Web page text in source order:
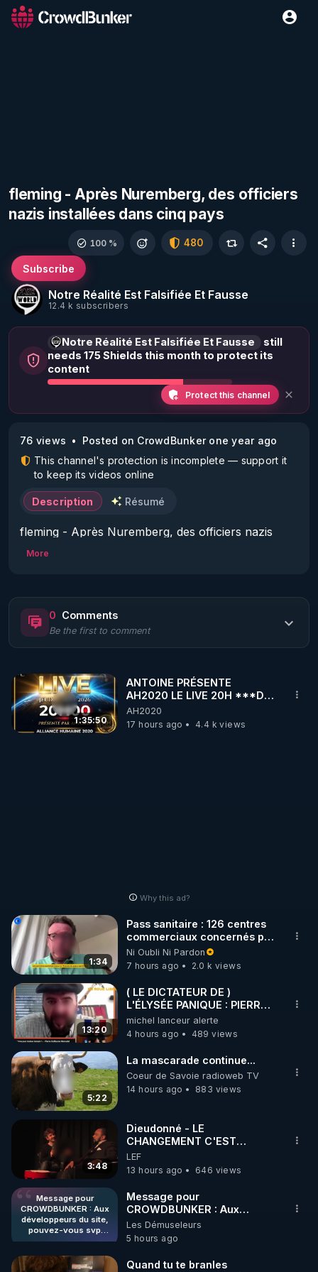
fleming - Après Nuremberg, des officiers
nazis installées dans cinq pays
Notre Réalité Est Falsifiée Et Fausse
12.4 k subscribers
Subscribe
100 % 480
Notre Réalité Est Falsifiée Et Fausse
still
needs 175 Shields this month to protect its
content
Protect this channel
76 views
Posted on CrowdBunker one year ago
This channel's protection is incomplete — support it
to keep its videos online
Description Résumé
fleming - Après Nuremberg, des officiers nazis
installées dans cinq pays
More
0 Comments
Be the first to comment
1:35:50
ANTOINE PRÉSENTE
AH2020 LE LIVE 20H ***DU
06/08/2026***
AH2020
17 hours ago
4.4 k views
Why this ad?
1:34
Pass sanitaire : 126 centres
commerciaux concernés par
l'obligation dans toute la
France
Ni Oubli Ni Pardon
7 hours ago
2.0 k views
13:20
( LE DICTATEUR DE )
L'ÉLYSÉE PANIQUE : PIERRE
GUILLAUME MERCADAL
BALANCE TOUT
michel lanceur alerte
4 hours ago
489 views
5:22
La mascarade continue...
Coeur de Savoie radioweb TV
14 hours ago
883 views
3:48
Dieudonné - LE
CHANGEMENT C'EST
MAINTENANT
LEF
13 hours ago
646 views
Message pour
CROWDBUNKER : Aux
développeurs du site,
pouvez-vous svp
remettre la
"Les plus récents" car
Message pour
CROWDBUNKER : Aux
développeurs du site,
pouvez-vous svp remettre la
fonctionnalité de tri par "Les
plus récents" car c'est une
Les Démuseleurs
5 hours ago
Quand tu te branles